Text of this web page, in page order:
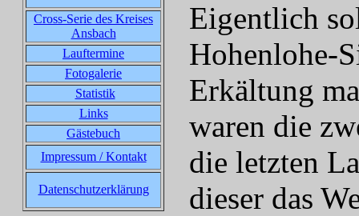
Cross-Serie des Kreises
Ansbach
Lauftermine
Fotogalerie
Statistik
Links
Gästebuch
Impressum / Kontakt
Datenschutzerklärung
Eigentlich
Hohenlohe-
Erkältung
waren die
die letzten
dieser das